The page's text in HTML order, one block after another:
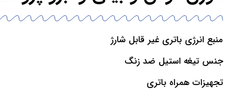
منبع انرژی باتری غیر قابل شارژ
جنس تیغه استیل ضد زنگ
تجهیزات همراه باتری